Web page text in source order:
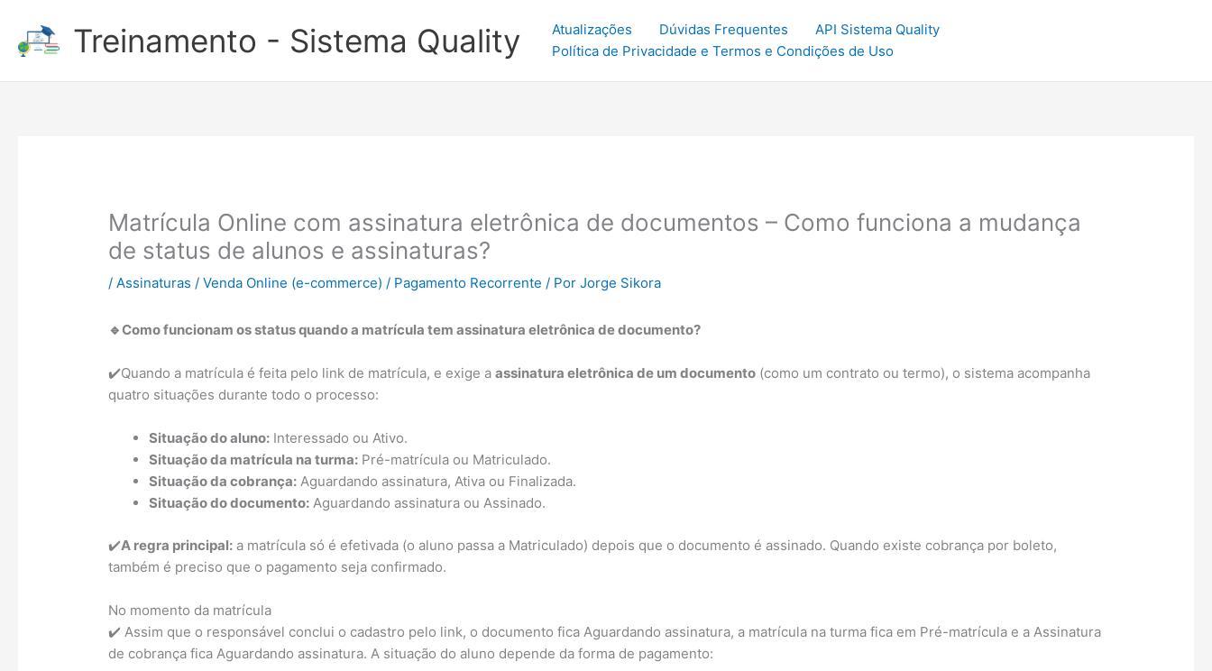
Treinamento - Sistema Quality Atualizações Dúvidas Frequentes
API Sistema Quality
Política de Privacidade e Termos e Condições de Uso
Matrícula Online com assinatura eletrônica de documentos – Como funciona a mudança
de status de alunos e assinaturas?
/Assinaturas / Venda Online (e-commerce) / Pagamento Recorrente / PorJorge Sikora
🔹Como funcionam os status quando a matrícula tem assinatura eletrônica de documento?
✔️Quando a matrícula é feita pelo link de matrícula, e exige aassinatura eletrônica de um documento (como um contrato ou termo), o sistema acompanha
quatro situações durante todo o processo:
Situação do aluno: Interessado ou Ativo.
Situação da matrícula na turma: Pré-matrícula ou Matriculado.
Situação da cobrança: Aguardando assinatura, Ativa ou Finalizada.
Situação do documento: Aguardando assinatura ou Assinado.
✔️A regra principal: a matrícula só é efetivada (o aluno passa a Matriculado) depois que o documento é assinado. Quando existe cobrança por boleto,
também é preciso que o pagamento seja confirmado.
No momento da matrícula
✔️ Assim que o responsável conclui o cadastro pelo link, o documento fica Aguardando assinatura, a matrícula na turma fica em Pré-matrícula e a Assinatura
de cobrança fica Aguardando assinatura. A situação do aluno depende da forma de pagamento: